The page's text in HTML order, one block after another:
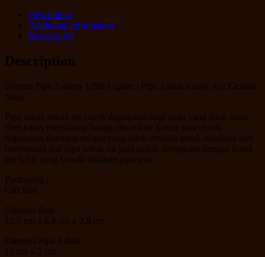
Description
Additional information
Reviews (0)
Description
Dragon Pipe Ashtray USB Lighter | Pipa Asbak Korek Api Elektrik
Naga
Pipa asbak rokok ini cocok digunakan bagi anda yang tidak ingin
ribet harus membuang buang abu rokok keluar atau cocok
digunakan ditempat tempat yang tidak tersedia asbak misalnya saat
berkendara dan pipa asbak ini juga sudah dilengkapi dengan korek
api USB yang berada didalam pipa nya.
Packaging :
Gift Box
Dimensi Box :
15.5 cm x 6.8 cm x 2.8 cm
Dimensi Pipa Asbak :
12 cm x 2 cm